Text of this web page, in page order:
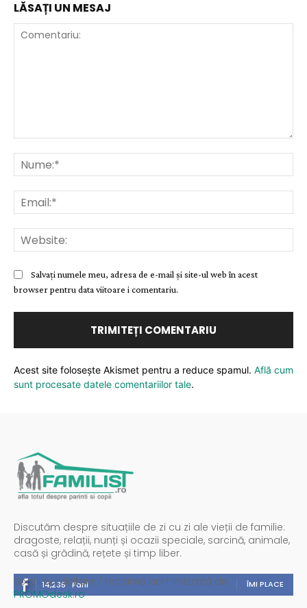
LĂSAȚI UN MESAJ
Salvați numele meu, adresa de e-mail și site-ul web în acest
browser pentru data viitoare i comentariu.
Acest site folosește Akismet pentru a reduce spamul. Află cum
sunt procesate datele comentariilor tale.
Discutăm despre situațiile de zi cu zi ale vieții de familie:
dragoste, relații, nunți și ocazii speciale, sarcină, animale,
casă și grădină, rețete și timp liber.
14,235 Fani ÎMI PLACE
Spații publicitare / reclamă administrată de
PROMOdesk.ro